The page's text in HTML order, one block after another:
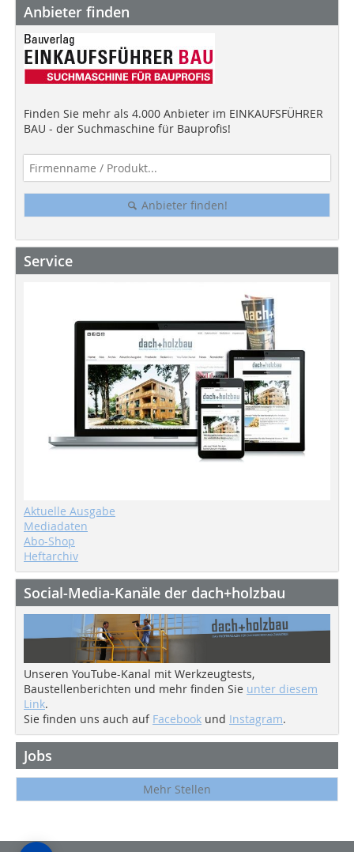
Anbieter finden
Finden Sie mehr als 4.000 Anbieter im EINKAUFSFÜHRER
BAU - der Suchmaschine für Bauprofis!
Anbieter finden!
Service
Aktuelle Ausgabe
Mediadaten
Abo-Shop
Heftarchiv
Social-Media-Kanäle der dach+holzbau
Unseren YouTube-Kanal mit Werkzeugtests,
Baustellenberichten und mehr finden Sie unter diesem
Link.
Sie finden uns auch auf Facebook und Instagram.
Jobs
Mehr Stellen